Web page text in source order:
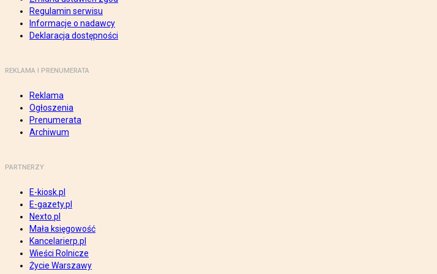
Regulamin serwisu
Informacje o nadawcy
Deklaracja dostępności
REKLAMA I PRENUMERATA
Reklama
Ogłoszenia
Prenumerata
Archiwum
PARTNERZY
E-kiosk.pl
E-gazety.pl
Nexto.pl
Mała księgowość
Kancelarierp.pl
Wieści Rolnicze
Życie Warszawy